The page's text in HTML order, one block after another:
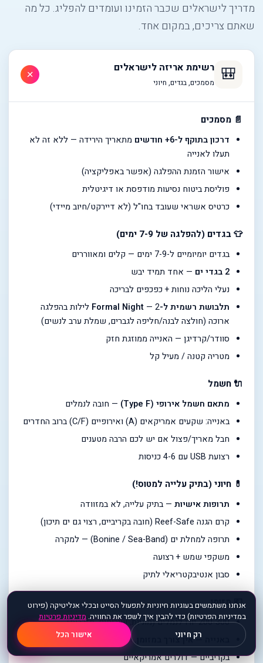
מדריך לישראלים שכבר הזמינו ועומדים להפליג. כל מה
שאתם צריכים, במקום אחד.
🎒 רשימת אריזה לישראלים
מסמכים, בגדים, חיוני +
📄 מסמכים
דרכון בתוקף ל-6+ חודשים
מתאריך הירידה — ללא זה לא
תעלו לאנייה
אישור הזמנת ההפלגה (אפשר באפליקציה)
פוליסת ביטוח נסיעות מודפסת או דיגיטלית
כרטיס אשראי שעובד בחו"ל (לא דיירקט/חיוב מיידי)
👕 בגדים (להפלגה של 7-9 ימים)
בגדים יומיומיים ל-7-9 ימים — קלים ומאווררים
2 בגדי ים
— אחד תמיד יבש
נעלי הליכה נוחות + כפכפים לבריכה
תלבושת רשמית ל-Formal Night
— 2 לילות בהפלגה
ארוכה (חולצה לבנה/חליפה לגברים, שמלת ערב לנשים)
סוודר/קרדיגן — האנייה ממוזגת חזק
מטריה קטנה / מעיל קל
🔌 חשמל
מתאם חשמל אירופי (Type F)
— חובה לנמלים
באנייה: שקעים אמריקאים (A) ואירופיים (C/F) ברוב החדרים
חבל מאריך/פצול אם יש לכם הרבה מטענים
רצועת USB עם 4-6 כניסות
💊 חיוני (בתיק עלייה למטוס!)
תרופות אישיות — בתיק עלייה, לא במזוודה
קרם הגנה Reef-Safe (חובה בקריביים, רצוי גם ים תיכון)
תרופה למחלת ים (Bonine / Sea-Band) — למקרה
משקפי שמש + רצועה
סבון אנטיבקטריאלי לתיק
💶 מזומן
200-300 יורו לנמלים (מוניות, שירותים, מזכרות)
באנייה — אין צורך במזומן. הכל דרך SeaPass
בקריביים — דולרים אמריקאיים
אנחנו משתמשים בעוגיות חיוניות לתפעול הסייט ובכלי אנליטיקה (פירוט
במדיניות הפרטיות) כדי להבין איך לשפר את החוויה. מדיניות פרטיות
רק חיוני
אישור הכל